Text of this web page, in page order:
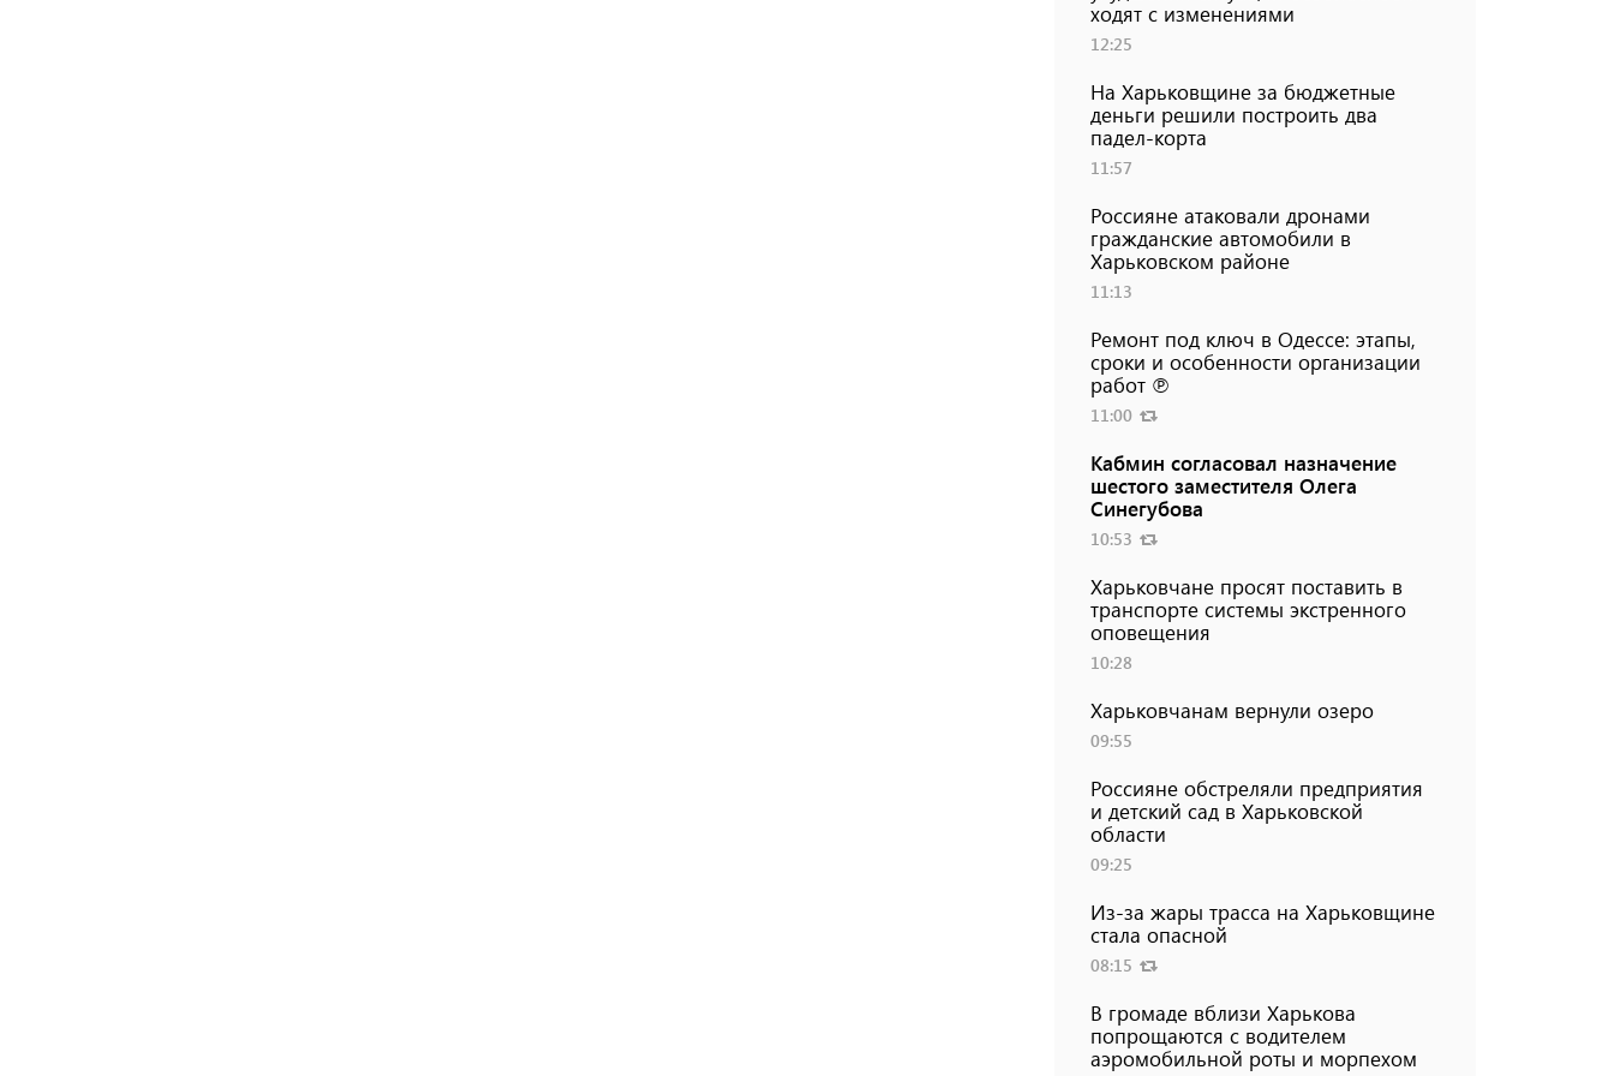
ходят с изменениями
12:25
На Харьковщине за бюджетные
деньги решили построить два
падел-корта
11:57
Россияне атаковали дронами
гражданские автомобили в
Харьковском районе
11:13
Ремонт под ключ в Одессе: этапы,
сроки и особенности организации
работ ℗
11:00
Кабмин согласовал назначение
шестого заместителя Олега
Синегубова
10:53
Харьковчане просят поставить в
транспорте системы экстренного
оповещения
10:28
Харьковчанам вернули озеро
09:55
Россияне обстреляли предприятия
и детский сад в Харьковской
области
09:25
Из-за жары трасса на Харьковщине
стала опасной
08:15
В громаде вблизи Харькова
попрощаются с водителем
аэромобильной роты и морпехом